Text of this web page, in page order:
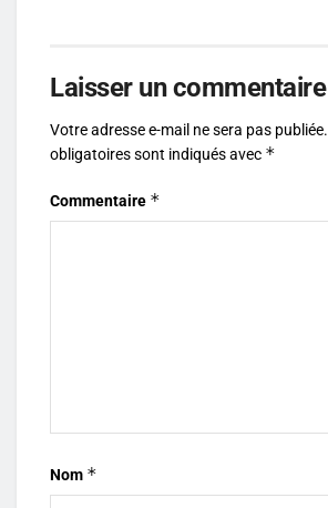
Laisser un commentaire
Votre adresse e-mail ne sera pas publiée.
obligatoires sont indiqués avec *
Commentaire *
Nom *